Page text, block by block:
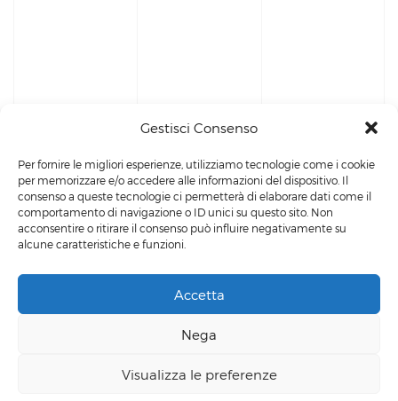
Gestisci Consenso
Per fornire le migliori esperienze, utilizziamo tecnologie come i cookie
per memorizzare e/o accedere alle informazioni del dispositivo. Il
consenso a queste tecnologie ci permetterà di elaborare dati come il
comportamento di navigazione o ID unici su questo sito. Non
acconsentire o ritirare il consenso può influire negativamente su
alcune caratteristiche e funzioni.
Accetta
Nega
Visualizza le preferenze
Powered bySiculab
Privacy Policy-Cookie Policy